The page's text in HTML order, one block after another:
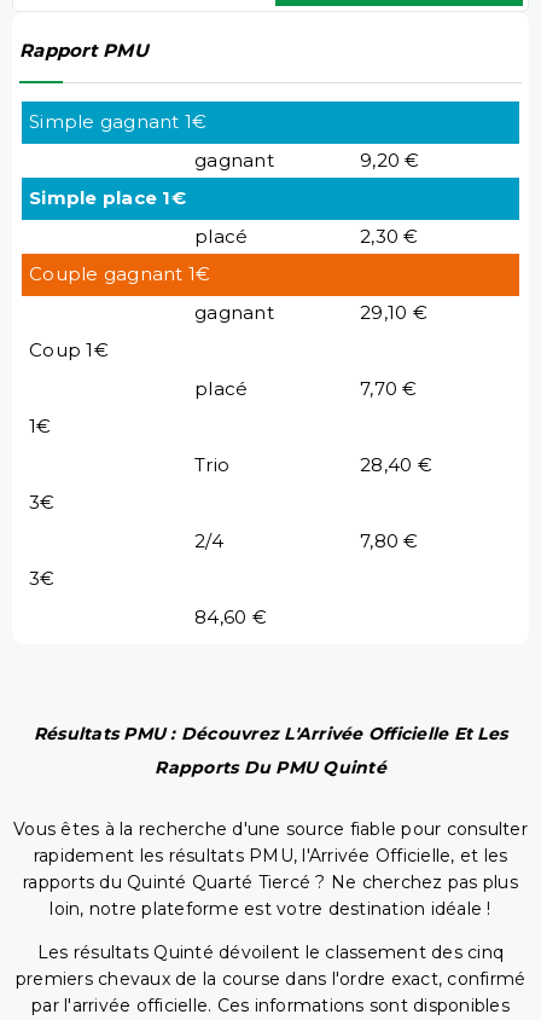
Rapport PMU
Simple gagnant 1€
gagnant
9,20 €
Simple place 1€
placé
2,30 €
Couple gagnant 1€
gagnant
29,10 €
Coup 1€
placé
7,70 €
1€
Trio
28,40 €
3€
2/4
7,80 €
3€
84,60 €
Résultats PMU : Découvrez L'Arrivée Officielle Et Les
Rapports Du PMU Quinté
Vous êtes à la recherche d'une source fiable pour consulter
rapidement les résultats PMU, l'Arrivée Officielle, et les
rapports du Quinté Quarté Tiercé ? Ne cherchez pas plus
loin, notre plateforme est votre destination idéale !
Les résultats Quinté dévoilent le classement des cinq
premiers chevaux de la course dans l'ordre exact, confirmé
par l'arrivée officielle. Ces informations sont disponibles